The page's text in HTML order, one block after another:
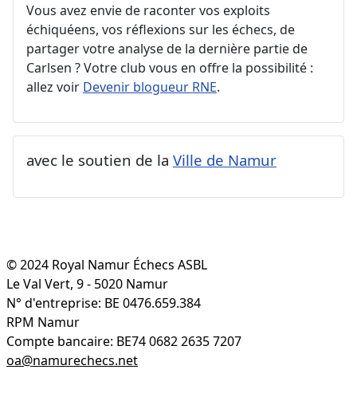
Vous avez envie de raconter vos exploits
échiquéens, vos réflexions sur les échecs, de
partager votre analyse de la dernière partie de
Carlsen ? Votre club vous en offre la possibilité :
allez voir Devenir blogueur RNE.
avec le soutien de la Ville de Namur
© 2024 Royal Namur Échecs ASBL
Le Val Vert, 9 - 5020 Namur
N° d'entreprise: BE 0476.659.384
RPM Namur
Compte bancaire: BE74 0682 2635 7207
oa@namurechecs.net